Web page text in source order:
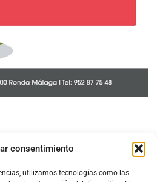
consentimiento
utilizamos tecnologías como las